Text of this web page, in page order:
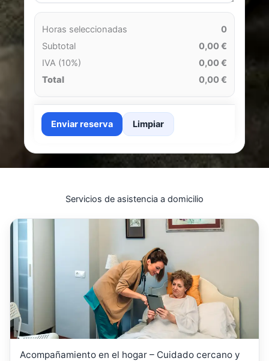
Horas seleccionadas
0
Subtotal
0,00 €
IVA (10%)
0,00 €
Total
0,00 €
Enviar reserva Limpiar
Servicios de asistencia a domicilio
Acompañamiento en el hogar – Cuidado cercano y